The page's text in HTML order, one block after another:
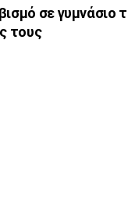
σε γυμνάσιο
τους